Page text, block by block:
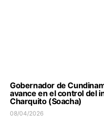
Gobernador de
avance en el control del
Charquito (Soacha)
08/04/2026